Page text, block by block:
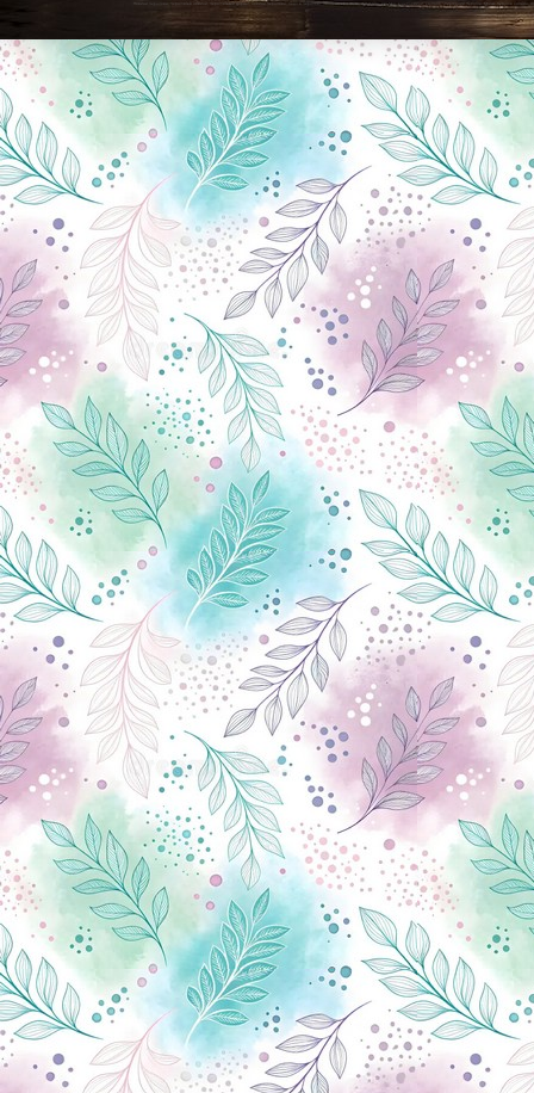
Новини Чернігова, Чернігівські новини, Чернігівський формат, новини Чернігова, події в Чернігові: політика, економіка, аналітика, культура, відеоновини, екологія, спортивний Чернігів, туризм, Чернігів